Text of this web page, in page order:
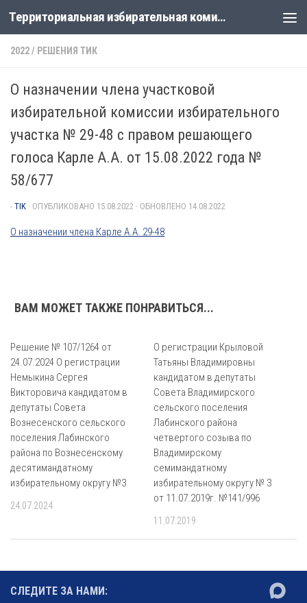
Перейти к содержимому Территориальная избирательная комиссия Лабинская
2022/ РЕШЕНИЯ ТИК
О назначении члена участковой
избирательной комиссии избирательного
участка № 29-48 с правом решающего
голоса Карле А.А. от 15.08.2022 года №
58/677
- TIK · ОПУБЛИКОВАНО 15.08.2022 · ОБНОВЛЕНО 14.08.2022
О назначении члена Карле А.А. 29-48
ВАМ МОЖЕТ ТАКЖЕ ПОНРАВИТЬСЯ...
Решение № 107/1264 от
24.07.2024 О регистрации
Немыкина Сергея
Викторовича кандидатом в
депутаты Совета
Вознесенского сельского
поселения Лабинского
района по Вознесенскому
десятимандатному
избирательному округу №3
24.07.2024
О регистрации Крыловой
Татьяны Владимировны
кандидатом в депутаты
Совета Владимирского
сельского поселения
Лабинского района
четвертого созыва по
Владимирскому
семимандатному
избирательному округу № 3
от 11.07.2019г. №141/996
11.07.2019
СЛЕДИТЕ ЗА НАМИ: